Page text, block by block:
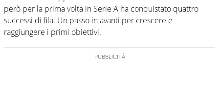
però per la prima volta in Serie A ha conquistato quattro
successi di fila. Un passo in avanti per crescere e
raggiungere i primi obiettivi.